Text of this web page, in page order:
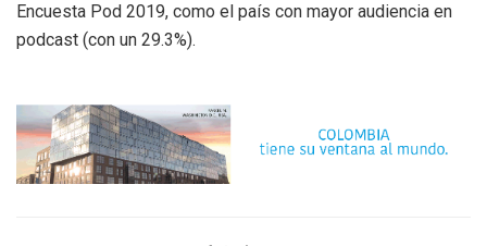
Encuesta Pod 2019, como el país con mayor audiencia en
podcast (con un 29.3%).